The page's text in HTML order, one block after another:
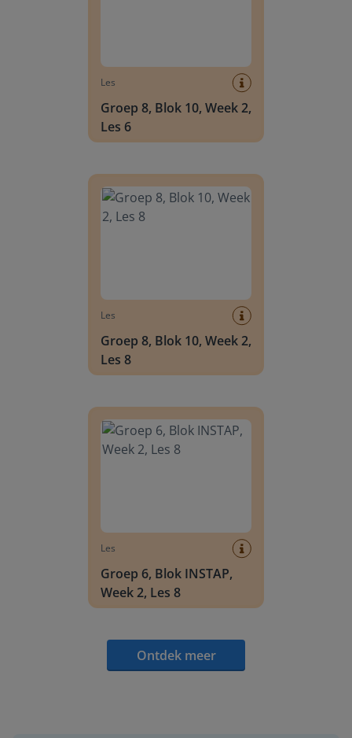
Les
Groep 8, Blok 10, Week 2,
Les 6
Les
Groep 8, Blok 10, Week 2,
Les 8
Les
Groep 6, Blok INSTAP,
Week 2, Les 8
Ontdek meer